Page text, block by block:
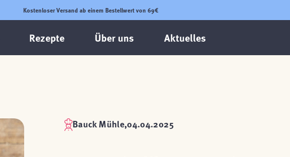
Kostenloser Versand ab einem Bestellwert von 69€
Rezepte Über uns Aktuelles
Bauck Mühle,04.04.2025